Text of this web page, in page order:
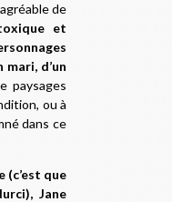
de
et
d’un
paysages
ou à
dans ce
(c’est que
Jane